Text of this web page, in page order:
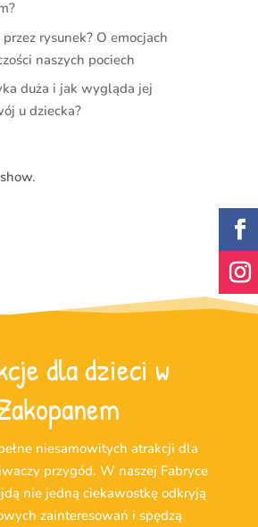
rysunek? O emocjach
naszych pociech
duża i jak wygląda jej
u dziecka?
dla dzieci w
niesamowitych atrakcji dla
przygód. W naszej Fabryce
nie jedną ciekawostkę odkryją
zainteresowań i spędzą